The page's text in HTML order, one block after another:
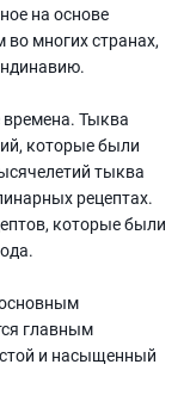
на основе
многих странах,
Тыква
которые были
тыква
рецептах.
которые были
главным
и насыщенный